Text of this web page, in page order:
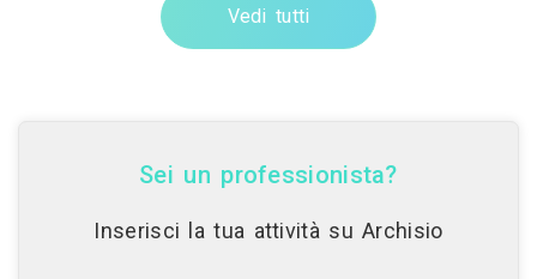
Vedi tutti
Sei un professionista?
Inserisci la tua attività su Archisio